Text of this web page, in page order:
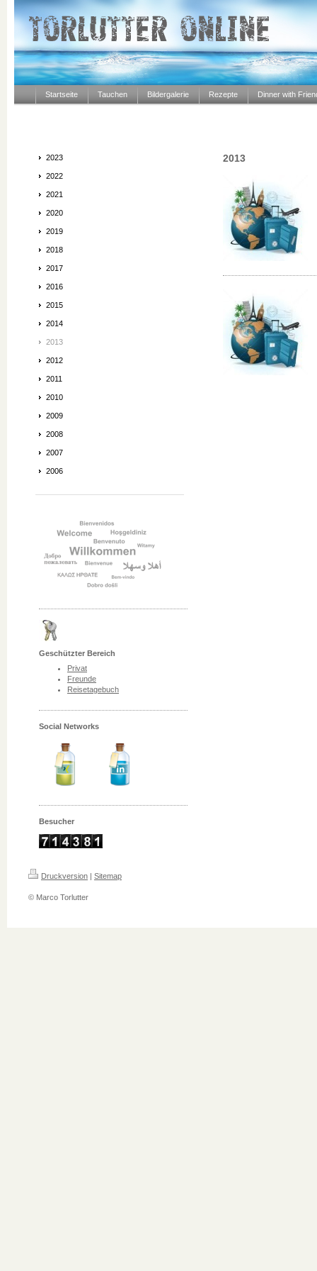
Startseite Tauchen Bildergalerie Rezepte Dinner with
2023
2022
2021
2020
2019
2018
2017
2016
2015
2014
2013
2012
2011
2010
2009
2008
2007
2006
Geschützter Bereich
Privat
Freunde
Reisetagebuch
Social Networks
Besucher
2013
Druckversion | Sitemap
© Marco Torlutter